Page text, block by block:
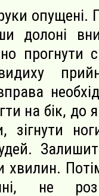
опущені.
долоні
прогнути
на бік, до
зігнути
хвилин.
не